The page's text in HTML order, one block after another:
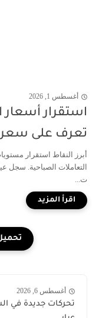
أغسطس 1, 2026
استقرار أسعار
تعرف على سعر
أبرز النقاط استقرار
ت...
اخبار
أغسطس 6, 2026
تحركات جديدة في